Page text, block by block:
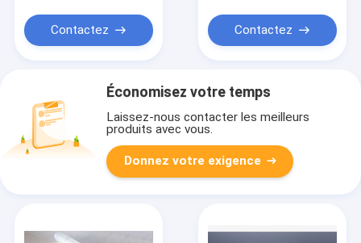
Contactez Contactez
Économisez votre temps
Laissez-nous contacter les meilleurs
produits avec vous.
Donnez votre exigence